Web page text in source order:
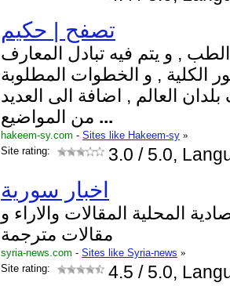
تصفح | حكيم
, و يتم فيه تبادل المعارف
الكلية , و الخطوات المطلوبة
العالم , اضافة الى العديد
...
hakeem-sy.com - Sites like Hakeem-sy »
Site rating:
3.0 / 5.0,
اخبار سورية
المحلية المقالات والاراء و
مقالات مترجمة
syria-news.com - Sites like Syria-news »
Site rating:
4.5 / 5.0,